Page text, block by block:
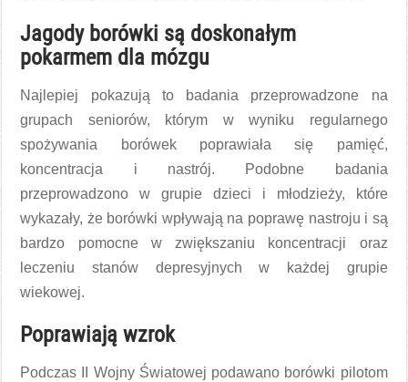
Jagody borówki są doskonałym
pokarmem dla mózgu
Najlepiej pokazują to badania przeprowadzone na
grupach seniorów, którym w wyniku regularnego
spożywania borówek poprawiała się pamięć,
koncentracja i nastrój. Podobne badania
przeprowadzono w grupie dzieci i młodzieży, które
wykazały, że borówki wpływają na poprawę nastroju i są
bardzo pomocne w zwiększaniu koncentracji oraz
leczeniu stanów depresyjnych w każdej grupie
wiekowej.
Poprawiają wzrok
Podczas II Wojny Światowej podawano borówki pilotom